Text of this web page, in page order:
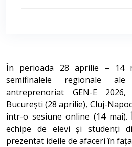
În perioada 28 aprilie – 14
semifinalele regionale
antreprenoriat GEN-E
București (28 aprilie), Cluj-
într-o sesiune online (14 mai).
echipe de elevi și studenți
prezentat ideile de afaceri în